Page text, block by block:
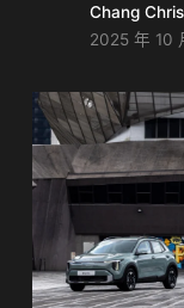
Tesla 今年累計掛
3 及 Model Y 分
活已逐步融入台
新 Model Y 持續
電動車銷量冠軍與
交付至今已累積
Chang Chris
2025 年 10